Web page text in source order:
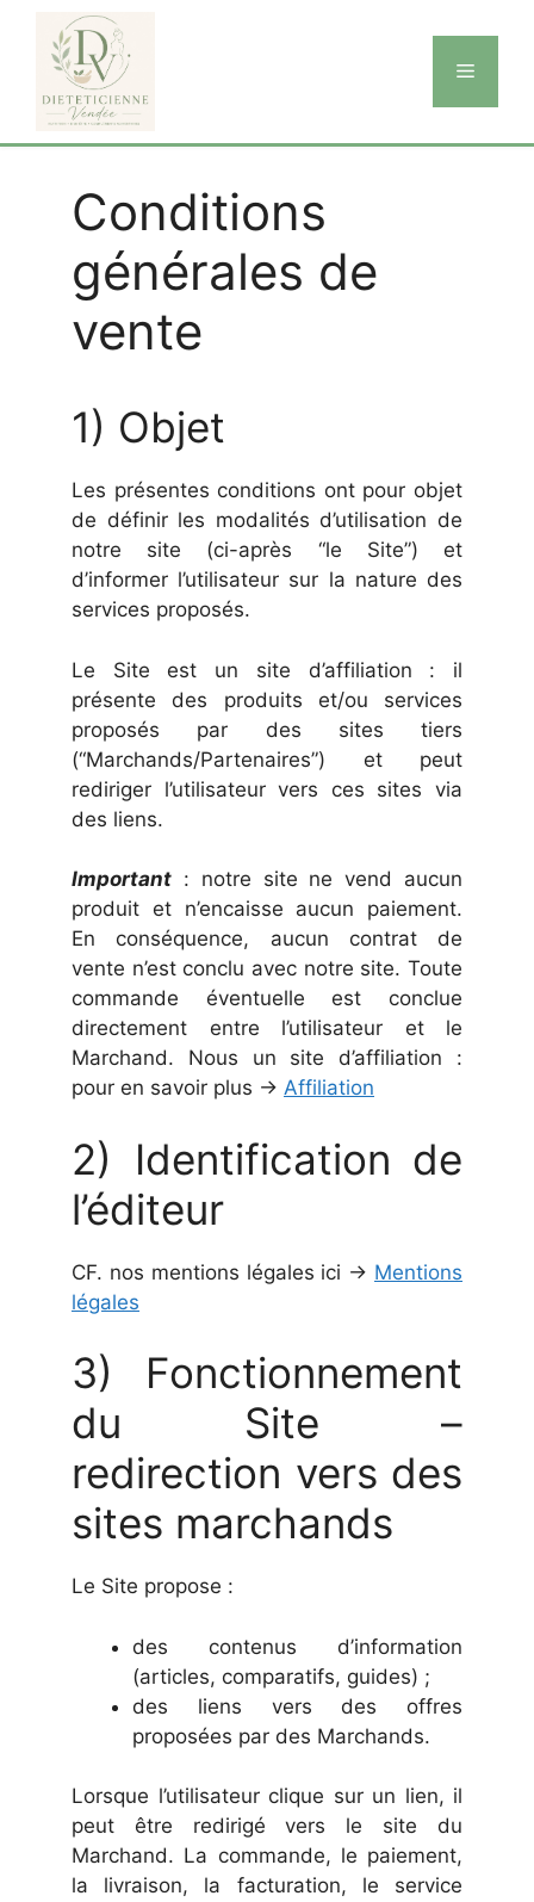
contenu
Menu
Conditions
générales de
vente
1) Objet
Les présentes conditions ont pour objet
de définir les modalités d’utilisation de
notre site (ci-après “le Site”) et
d’informer l’utilisateur sur la nature des
services proposés.
Le Site est un site d’affiliation : il
présente des produits et/ou services
proposés par des sites tiers
(“Marchands/Partenaires”) et peut
rediriger l’utilisateur vers ces sites via
des liens.
Important : notre site ne vend aucun
produit et n’encaisse aucun paiement.
En conséquence, aucun contrat de
vente n’est conclu avec notre site. Toute
commande éventuelle est conclue
directement entre l’utilisateur et le
Marchand. Nous un site d’affiliation :
pour en savoir plus → Affiliation
2) Identification de
l’éditeur
CF. nos mentions légales ici → Mentions
légales
3) Fonctionnement
du Site –
redirection vers des
sites marchands
Le Site propose :
des contenus d’information
(articles, comparatifs, guides) ;
des liens vers des offres
proposées par des Marchands.
Lorsque l’utilisateur clique sur un lien, il
peut être redirigé vers le site du
Marchand. La commande, le paiement,
la livraison, la facturation, le service